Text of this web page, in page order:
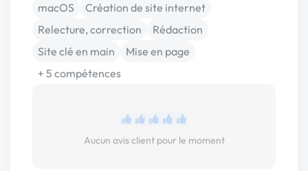
macOS
Création de site internet
Relecture, correction
Rédaction
Site clé en main
Mise en page
+ 5 compétences
Aucun avis client pour le moment